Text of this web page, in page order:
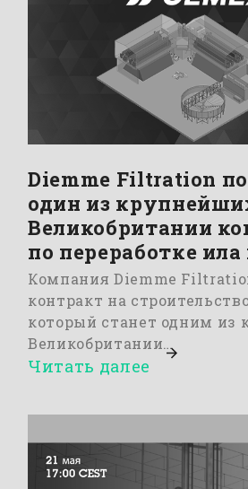
Diemme Filtration
один из
Великобритании
по переработке
Компания Diemme
контракт на
который станет одним из
Великобритании…
Читать далее